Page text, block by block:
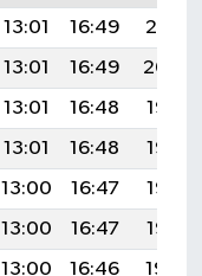
13:01 16:49
20:01
13:01 16:49
20:00
13:01 16:48
19:58
13:01 16:48
19:57
13:00 16:47
19:56
13:00 16:47
19:55
13:00 16:46
19:54